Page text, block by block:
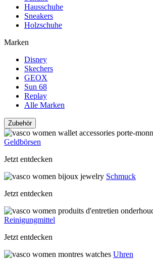
Hausschuhe
Sneakers
Holzschuhe
Marken
Disney
Skechers
GEOX
Sun 68
Replay
Alle Marken
Zubehör
Geldbörsen
Jetzt entdecken
Schmuck
Jetzt entdecken
Reinigungmittel
Jetzt entdecken
Uhren